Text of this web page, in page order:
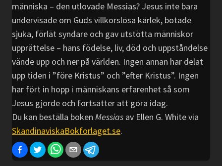
människa – den utlovade Messias? Jesus inte bara
undervisade om Guds villkorslösa kärlek, botade
sjuka, förlät syndare och gav utstötta människor
upprättelse – hans födelse, liv, död och uppståndelse
vände upp och ner på världen. Ingen annan har delat
upp tiden i ”före Kristus” och ”efter Kristus”. Ingen
har fört in hopp i människans erfarenhet så som
Jesus gjorde och fortsätter att göra idag.
Du kan beställa boken Messias av Ellen G. White via
SkandinaviskaBokforlaget.se.